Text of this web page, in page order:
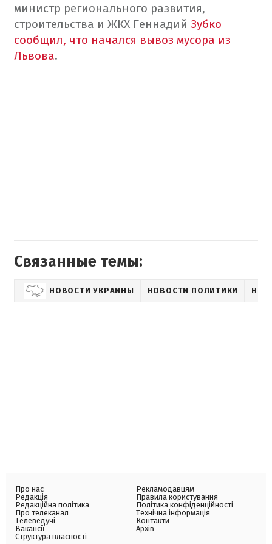
министр регионального развития,
строительства и ЖКХ Геннадий Зубко
сообщил, что начался вывоз мусора из
Львова.
Связанные темы:
НОВОСТИ УКРАИНЫ НОВОСТИ ПОЛИТИКИ
Про нас
Редакція
Редакційна політика
Про телеканал
Телеведучі
Вакансії
Структура власності
Рекламодавцям
Правила користування
Політика конфіденційності
Технічна інформація
Контакти
Архів